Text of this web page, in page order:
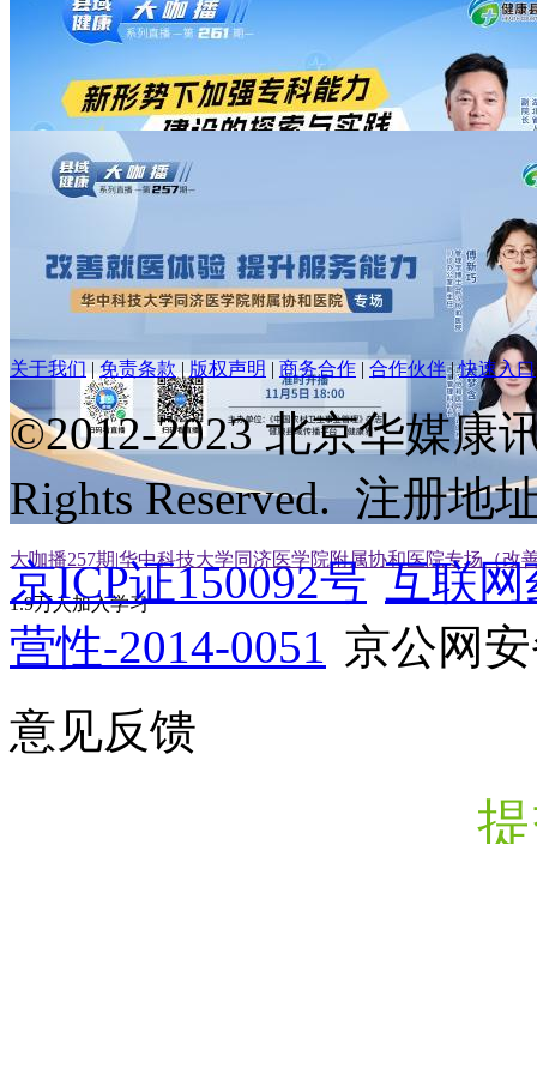
第八届中国健康县域大会暨医疗卫生强基工程推进工作交流会
11.1万人加入学习
287 期｜健康广西·县域医疗机构中层干部管理培训班(合浦站)
1.6万人加入学习
261期健康县域大咖播-新形势下加强专科能力建设的探索与实
1.8万人加入学习
大咖播257期|华中科技大学同济医学院附属协和医院专场（改
1.9万人加入学习
关于我们 | 免责条款 | 版权声明 | 商务合作 | 合作伙伴 | 快速入口
©2012-2023 北京华媒康
Rights Reserved. 注册地
京ICP证150092号 互联
营性-2014-0051 京公网
意见反馈